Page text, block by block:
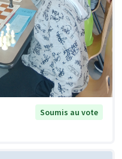
Soumis au vote